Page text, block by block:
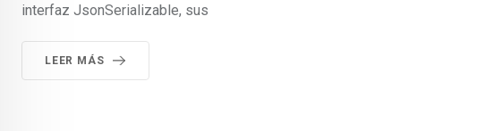
interfaz JsonSerializable, sus
LEER MÁS